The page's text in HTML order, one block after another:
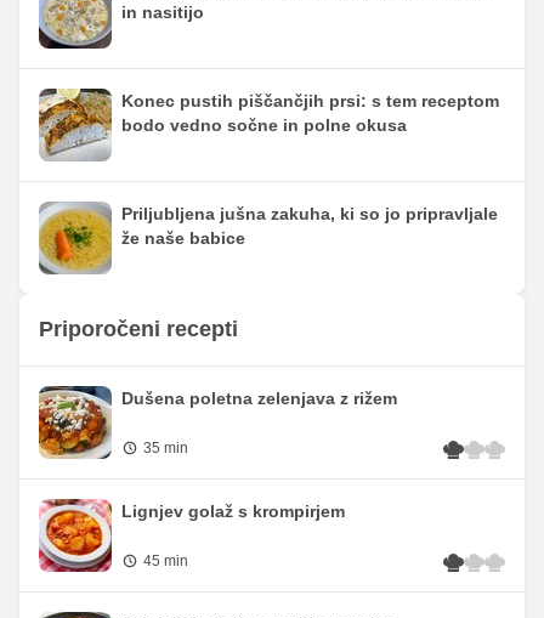
in nasitijo
Konec pustih piščančjih prsi: s tem receptom
bodo vedno sočne in polne okusa
Priljubljena jušna zakuha, ki so jo pripravljale
že naše babice
Priporočeni recepti
Dušena poletna zelenjava z rižem
35 min
Lignjev golaž s krompirjem
45 min